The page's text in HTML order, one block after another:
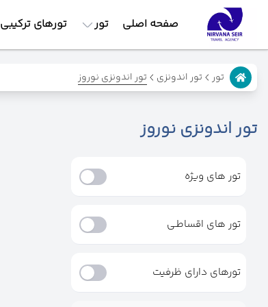
صفحه اصلی تور تورهای ترکیبی
تور تور اندونزی تور اندونزی نوروز
تور اندونزی نوروز
تور های ویژه
تور های اقساطـی
تورهای دارای ظرفیت